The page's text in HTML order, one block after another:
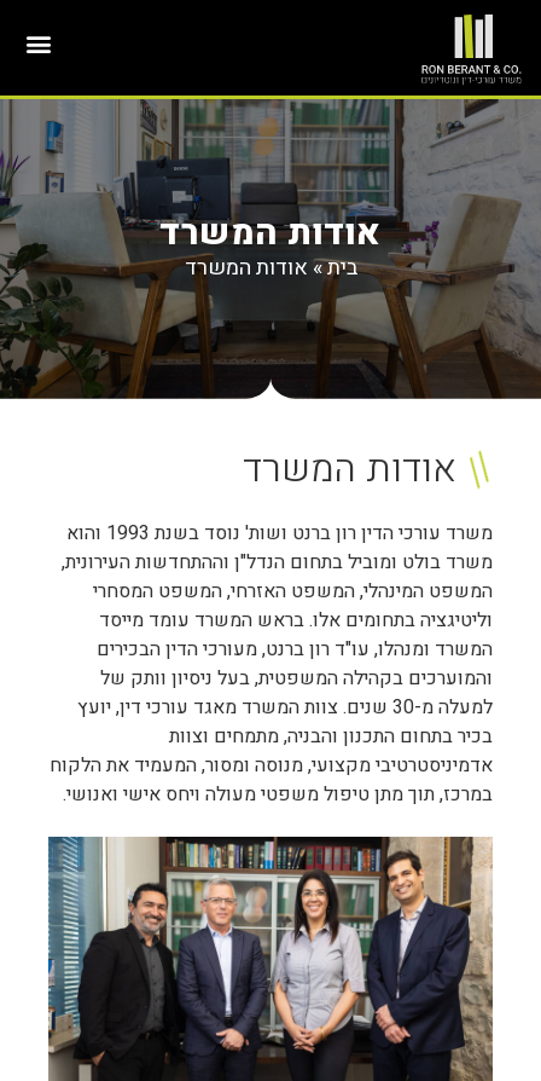
אודות המשרד
בית» אודות המשרד
//אודות המשרד
משרד עורכי הדין רון ברנט ושות' נוסד בשנת 1993 והוא
משרד בולט ומוביל בתחום הנדל"ן וההתחדשות העירונית,
המשפט המינהלי, המשפט האזרחי, המשפט המסחרי
וליטיגציה בתחומים אלו.בראש המשרד עומד מייסד
המשרד ומנהלו, עו"ד רון ברנט, מעורכי הדין הבכירים
והמוערכים בקהילה המשפטית, בעל ניסיון וותק של
למעלה מ-30 שנים.
צוות המשרד מאגד עורכי דין, יועץ
בכיר בתחום התכנון והבניה, מתמחים וצוות
אדמיניסטרטיבי מקצועי, מנוסה ומסור, המעמיד את הלקוח
במרכז, תוך מתן טיפול משפטי מעולה ויחס אישי ואנושי.